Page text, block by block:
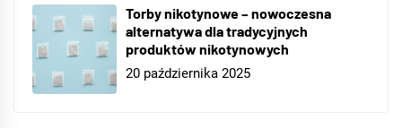
Torby nikotynowe – nowoczesna
alternatywa dla tradycyjnych
produktów nikotynowych
20 października 2025